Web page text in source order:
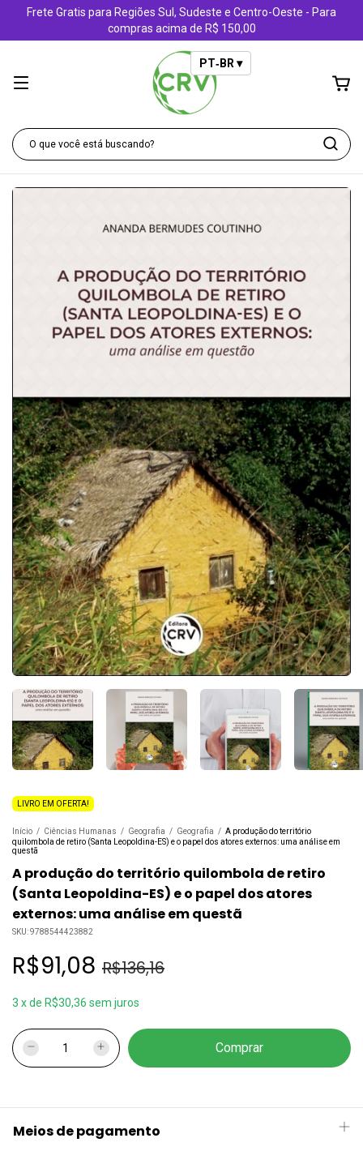
Frete Gratis para Regiões Sul, Sudeste e Centro-Oeste - Para
compras acima de R$ 150,00
PT‑BR ▾
LIVRO EM OFERTA!
Início / Ciências Humanas / Geografia / Geografia / A produção do território
quilombola de retiro (Santa Leopoldina-ES) e o papel dos atores externos: uma análise em
questã
A produção do território quilombola de retiro
(Santa Leopoldina-ES) e o papel dos atores
externos: uma análise em questã
SKU:9788544423882
R$91,08 R$136,16
3 xde R$30,36 sem juros
Meios de pagamento